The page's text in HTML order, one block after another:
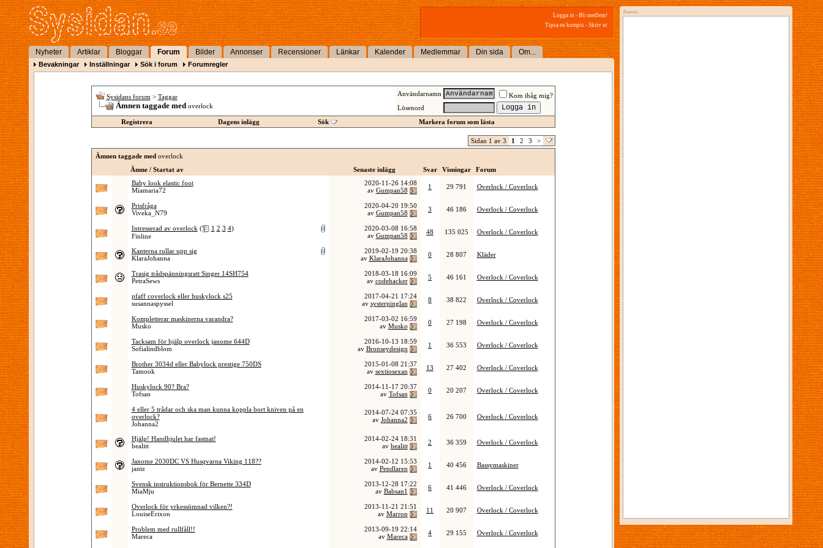
Logga in - Bli medlem!
Tipsa en kompis - Skriv ut
Nyheter Artiklar Bloggar Forum Bilder Annonser Recensioner Länkar Kalender Medlemmar Din sida Om...
Bevakningar Inställningar Sök i forum Forumregler
Sysidans forum > Taggar
Ämnen taggade med overlock
Användarnamn
Kom ihåg mig?
Lösenord
Registrera
Dagens inlägg Sök Markera forum som lästa
Sidan 1 av 3 1 2 3 >
Ämnen taggade med overlock
Ämne / Startat av
Senaste inlägg Svar Visningar
Forum
Baby look elastic foot
Miamaria72
2020-11-26 14:08
av Gumpan58 1 29 791 Overlock / Coverlock
Prisfråga
Viveka_N79
2020-04-20 19:50
av Gumpan58 3 46 186 Overlock / Coverlock
Intresserad av overlock ( 1 2 3 4)
Finline
2020-03-08 16:58
av Gumpan58 48 135 025 Overlock / Coverlock
Kanterna rullar upp sig
KlaraJohanna
2019-02-19 20:38
av KlaraJohanna 0 28 807 Kläder
Trasig trådspänningsratt Singer 14SH754
PetraSews
2018-03-18 16:09
av codehacker 5 46 161 Overlock / Coverlock
pfaff coverlock eller huskylock s25
susannaspyssel
2017-04-21 17:24
av systerpinglan 8 38 822 Overlock / Coverlock
Kompletterar maskinerna varandra?
Musko
2017-03-02 16:59
av Musko 0 27 198 Overlock / Coverlock
Tacksam för hjälp overlock janome 644D
Sofialindblom
2016-10-13 18:59
av Bronseydesign 1 36 553 Overlock / Coverlock
Brother 3034d eller Babylock prestige 750DS
Tamook
2015-01-08 21:37
av sextiosexan 13 27 402 Overlock / Coverlock
Huskylock 90? Bra?
Tofsan
2014-11-17 20:37
av Tofsan 0 20 207 Overlock / Coverlock
4 eller 5 trådar och ska man kunna koppla bort kniven på en
overlock?
Johanna2
2014-07-24 07:35
av Johanna2 6 26 700 Overlock / Coverlock
Hjälp! Handhjulet har fastnat!
bealitt
2014-02-24 18:31
av bealitt 2 36 359 Overlock / Coverlock
Janome 2030DC VS Husqvarna Viking 118??
jantz
2014-02-12 15:53
av Pendlaren 1 40 456 Bassymaskiner
Svensk instruktionsbok för Bernette 334D
MiaMju
2013-12-28 17:22
av Babsan1 6 41 446 Overlock / Coverlock
Overlock för yrkessömnad vilken?!
LouiseErixon
2013-11-21 21:51
av Marron 11 20 907 Overlock / Coverlock
Problem med rullfåll!!
Mareca
2013-09-19 22:14
av Mareca 4 29 155 Overlock / Coverlock
Annons